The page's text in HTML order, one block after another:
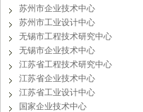
苏州市企业技术中心
苏州市工业设计中心
无锡市工程技术研究中心
无锡市企业技术中心
江苏省工程技术研究中心
江苏省企业技术中心
江苏省工业设计中心
国家企业技术中心